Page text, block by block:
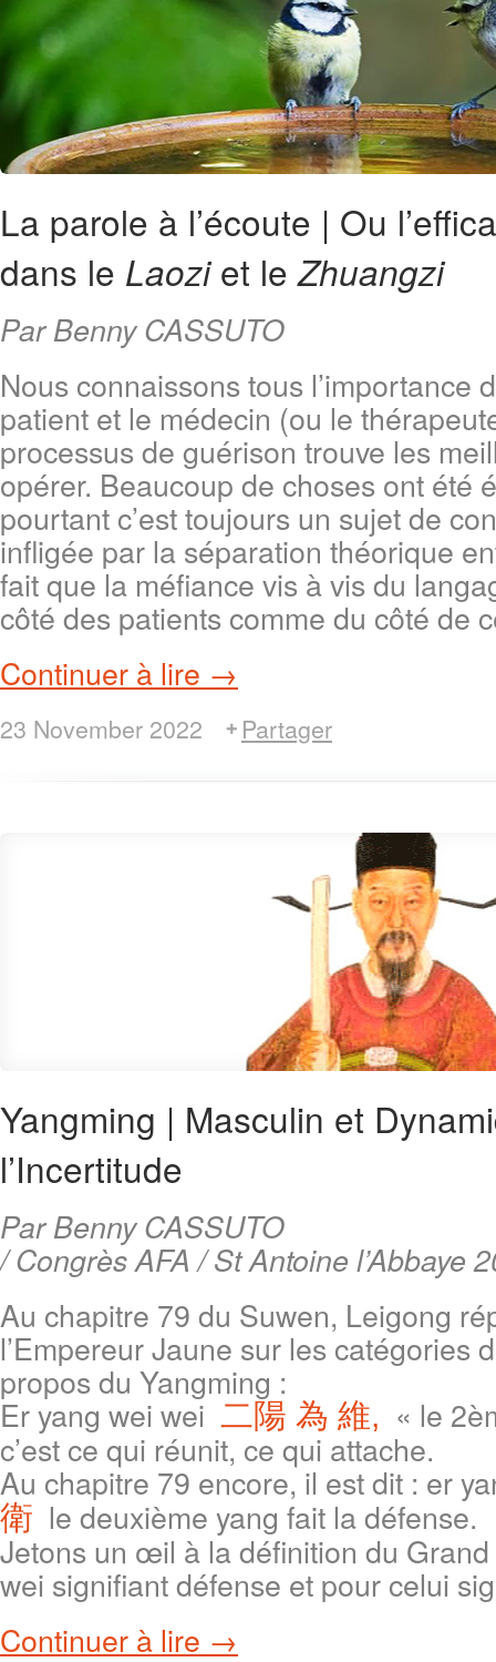
La parole à l’écoute | Ou
dans le Laoziet leZhuangzi
Par Benny CASSUTO
Nous connaissons tous l’importance
patient et le médecin (ou le
processus de guérison trouve les
opérer. Beaucoup de choses ont été
pourtant c’est toujours un sujet de
infligée par la séparation théorique
fait que la méfiance vis à vis du
côté des patients comme du côté de
Continuer à lire →
23 November 2022 Partager
Yangming | Masculin et
l’Incertitude
Par Benny CASSUTO
/ Congrès AFA / St Antoine l’Abbaye
Au chapitre 79 du Suwen, Leigong
l’Empereur Jaune sur les catégories
propos du Yangming :
Er yang wei wei 二陽 為 維, « le
c’est ce qui réunit, ce qui attache.
Au chapitre 79 encore, il est dit : er
衛 le deuxième yang fait la défense.
Jetons un œil à la définition du
wei signifiant défense et pour celui
Continuer à lire →